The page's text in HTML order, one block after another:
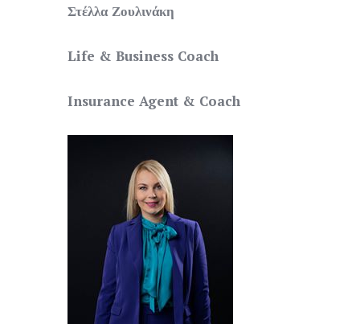
Στέλλα Ζουλινάκη
Life & Business Coach
Insurance Agent & Coach